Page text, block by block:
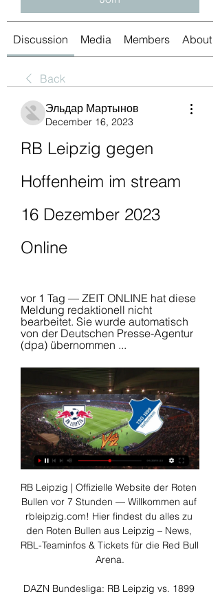
Discussion Media Members About
Back
Эльдар Мартынов
December 16, 2023
RB Leipzig gegen
Hoffenheim im stream
16 Dezember 2023
Online
vor 1 Tag — ZEIT ONLINE hat diese
Meldung redaktionell nicht
bearbeitet. Sie wurde automatisch
von der Deutschen Presse-Agentur
(dpa) übernommen ...
RB Leipzig | Offizielle Website der Roten
Bullen vor 7 Stunden — Willkommen auf
rbleipzig.com! Hier findest du alles zu
den Roten Bullen aus Leipzig – News,
RBL-Teaminfos & Tickets für die Red Bull
Arena.
DAZN Bundesliga: RB Leipzig vs. 1899